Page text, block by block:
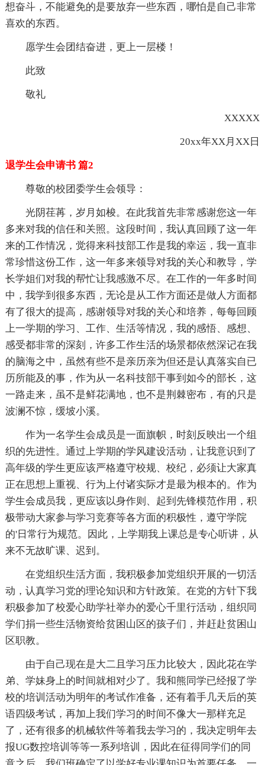
想奋斗，不能避免的是要放弃一些东西，哪怕是自己非常
喜欢的东西。
愿学生会团结奋进，更上一层楼！
此致
敬礼
XXXXX
20xx年XX月XX日
退学生会申请书 篇2
尊敬的校团委学生会领导：
光阴荏苒，岁月如梭。在此我首先非常感谢您这一年
多来对我的信任和关照。这段时间，我认真回顾了这一年
来的工作情况，觉得来科技部工作是我的幸运，我一直非
常珍惜这份工作，这一年多来领导对我的关心和教导，学
长学姐们对我的帮忙让我感激不尽。在工作的一年多时间
中，我学到很多东西，无论是从工作方面还是做人方面都
有了很大的提高，感谢领导对我的关心和培养，每每回顾
上一学期的学习、工作、生活等情况，我的感悟、感想、
感受都非常的深刻，许多工作生活的场景都依然深记在我
的脑海之中，虽然有些不是亲历亲为但还是认真落实自已
历所能及的事，作为从一名科技部干事到如今的部长，这
一路走来，虽不是鲜花满地，也不是荆棘密布，有的只是
波澜不惊，缓坡小溪。
作为一名学生会成员是一面旗帜，时刻反映出一个组
织的先进性。通过上学期的学风建设活动，让我意识到了
高年级的学生更应该严格遵守校规、校纪，必须让大家真
正在思想上重视、行为上付诸实际才是最为根本的。作为
学生会成员我，更应该以身作则、起到先锋模范作用，积
极带动大家参与学习竞赛等各方面的积极性，遵守学院
的'日常行为规范。因此，上学期我上课总是专心听讲，从
来不无故旷课、迟到。
在党组织生活方面，我积极参加党组织开展的一切活
动，认真学习党的理论知识和方针政策。在党的方针下我
积极参加了校爱心助学社举办的爱心千里行活动，组织同
学们捐一些生活物资给贫困山区的孩子们，并赶赴贫困山
区职教。
由于自己现在是大二且学习压力比较大，因此花在学
弟、学妹身上的时间就相对少了。我和熊同学已经报了学
校的培训活动为明年的考试作准备，还有着手几天后的英
语四级考试，再加上我们学习的时间不像大一那样充足
了，还有很多的机械软件等着我去学习的，我决定明年去
报UG数控培训等等一系列培训，因此在征得同学们的同